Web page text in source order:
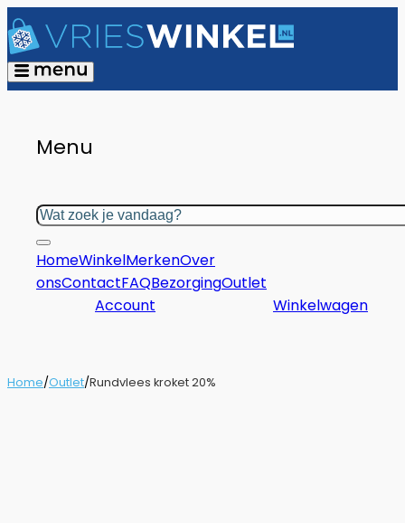
Menu
Zoeken
HomeWinkelMerkenOver
onsContactFAQBezorgingOutlet
Account
Winkelwagen
Home/Outlet/Rundvlees kroket 20%